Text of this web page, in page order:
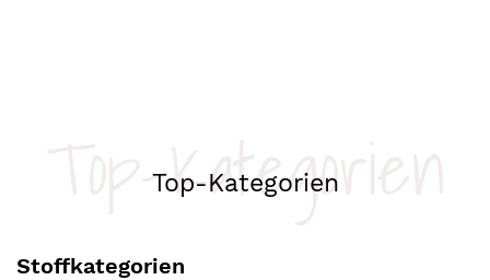
Top-Kategorien
Top-Kategorien
Stoffkategorien